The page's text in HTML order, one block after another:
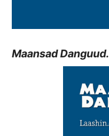
Maansad Danguud.